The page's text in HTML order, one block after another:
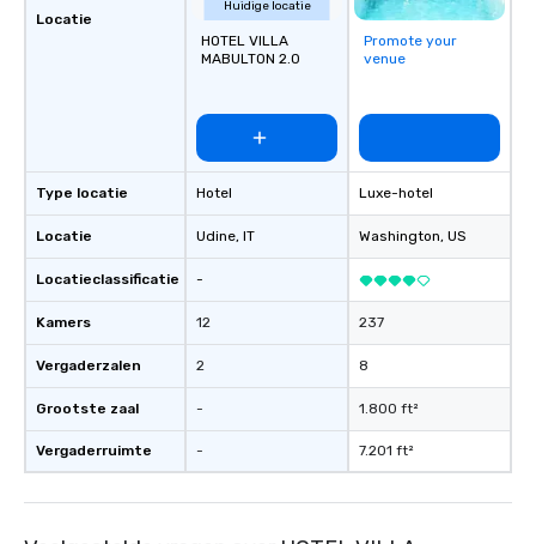
Locatie
Type locatie
Locatie
Locatieclassificatie
Kamers
Vergaderzalen
Grootste zaal
Vergaderruimte
Huidige locatie
HOTEL VILLA
MABULTON 2.0
Hotel
Udine, IT
-
12
2
-
-
Promote your
venue
Luxe-hotel
Washington, US
237
8
1.800 ft²
7.201 ft²